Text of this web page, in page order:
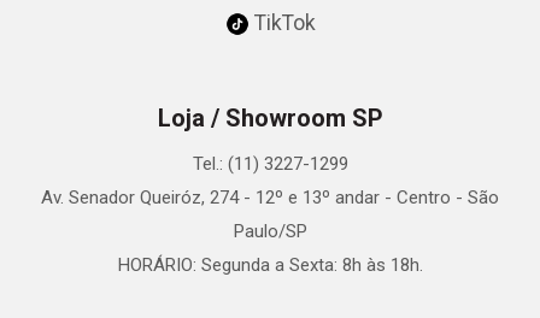
TikTok
Loja / Showroom SP
Tel.: (11) 3227-1299
Av. Senador Queiróz, 274 - 12º e 13º andar - Centro - São
Paulo/SP
HORÁRIO: Segunda a Sexta: 8h às 18h.